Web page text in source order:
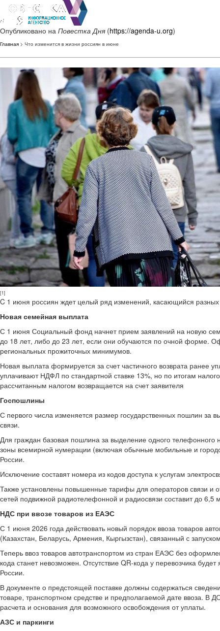
Опубликовано на Повестка Дня (https://agenda-u.org)
Главная > Что изменится в жизни россиян в июне
[1]
C 1 июня россиян ждет целый ряд изменений, касающийся
Новая семейная выплата
С 1 июня Социальный фонд начнет прием заявлений на новую
до 18 лет, либо до 23 лет, если они обучаются по очной форме.
региональных прожиточных минимумов.
Новая выплата формируется за счет частичного возврата ранее
уплачивают НДФЛ по стандартной ставке 13%, но по итогам
рассчитанным налогом возвращается на счет заявителя
Госпошлины
С первого числа изменяется размер государственных пошлин
связи.
Для граждан базовая пошлина за выделение одного
зоны всемирной нумерации (включая обычные мобильные и
России.
Исключение составят номера из кодов доступа к услугам
Также установлены повышенные тарифы для операторов связи и
сетей подвижной радиотелефонной и радиосвязи составит до 6,5
НДС при ввозе товаров из ЕАЭС
С 1 июня 2026 года действовать новый порядок ввоза товаров
(Казахстан, Беларусь, Армения, Кыргызстан), связанный с
Теперь ввоз товаров автотранспортом из стран ЕАЭС без
кода станет невозможен. Отсутствие QR-кода у перевозчика
России.
В документе о предстоящей поставке должны содержаться
товаре, транспортном средстве и предполагаемой дате ввоза. В
расчета и основания для возможного освобождения от уплаты.
АЗС и паркинги